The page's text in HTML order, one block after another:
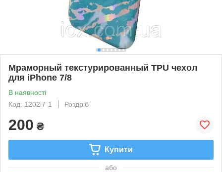
Мраморный текстурированный TPU чехол
для iPhone 7/8
В наявності
Код: 1202i7-1
Роздріб
200 ₴
Купити
або